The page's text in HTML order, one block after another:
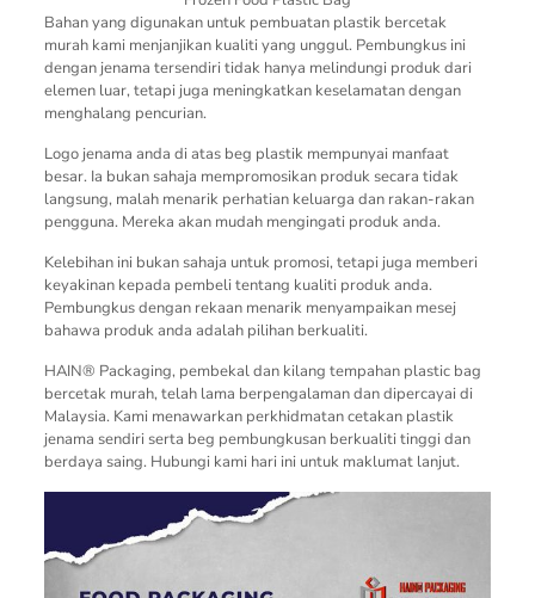
Bahan yang digunakan untuk pembuatan plastik bercetak
murah kami menjanjikan kualiti yang unggul. Pembungkus ini
dengan jenama tersendiri tidak hanya melindungi produk dari
elemen luar, tetapi juga meningkatkan keselamatan dengan
menghalang pencurian.
Logo jenama anda di atas beg plastik mempunyai manfaat
besar. Ia bukan sahaja mempromosikan produk secara tidak
langsung, malah menarik perhatian keluarga dan rakan-rakan
pengguna. Mereka akan mudah mengingati produk anda.
Kelebihan ini bukan sahaja untuk promosi, tetapi juga memberi
keyakinan kepada pembeli tentang kualiti produk anda.
Pembungkus dengan rekaan menarik menyampaikan mesej
bahawa produk anda adalah pilihan berkualiti.
HAIN® Packaging, pembekal dan kilang tempahan plastic bag
bercetak murah, telah lama berpengalaman dan dipercayai di
Malaysia. Kami menawarkan perkhidmatan cetakan plastik
jenama sendiri serta beg pembungkusan berkualiti tinggi dan
berdaya saing. Hubungi kami hari ini untuk maklumat lanjut.